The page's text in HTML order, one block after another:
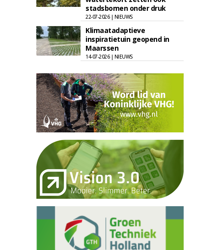
stadsbomen onder druk
22-07-2026 | NIEUWS
Klimaatadaptieve
inspiratietuin geopend in
Maarssen
14-07-2026 | NIEUWS